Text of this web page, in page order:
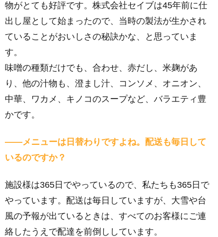
物がとても好評です。株式会社セイブは45年前に仕
出し屋として始まったので、当時の製法が生かされ
ていることがおいしさの秘訣かな、と思っていま
す。
味噌の種類だけでも、合わせ、赤だし、米麹があ
り、他の汁物も、澄まし汁、コンソメ、オニオン、
中華、ワカメ、キノコのスープなど、バラエティ豊
かです。
――メニューは日替わりですよね。配送も毎日して
いるのですか？
施設様は365日でやっているので、私たちも365日で
やっています。配送は毎日していますが、大雪や台
風の予報が出ているときは、すべてのお客様にご連
絡したうえで配達を前倒ししています。